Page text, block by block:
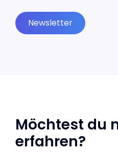
Newsletter
Möchtest du
erfahren?